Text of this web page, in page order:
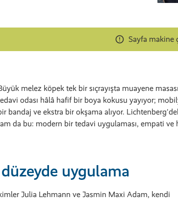
Sayfa makine
melez köpek tek bir sıçrayışta muayene
odası hâlâ hafif bir boya kokusu yayıyor;
bandaj ve ekstra bir okşama alıyor.
da bu: modern bir tedavi uygulaması, empati ve
uygulama
Julia Lehmann ve Jasmin Maxi Adam, kendi